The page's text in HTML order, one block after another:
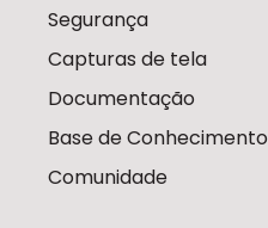
Segurança
Capturas de tela
Documentação
Base de Conhecimento
Comunidade